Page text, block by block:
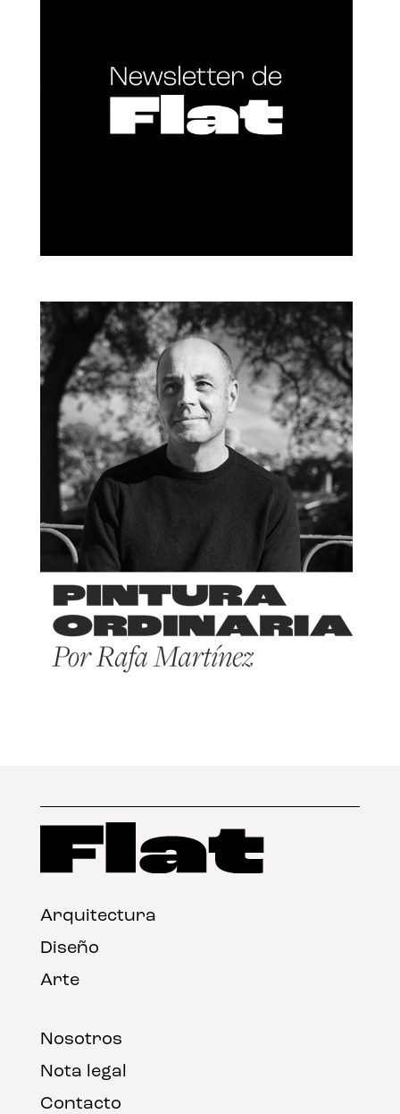
Arquitectura
Diseño
Arte
Nosotros
Nota legal
Contacto